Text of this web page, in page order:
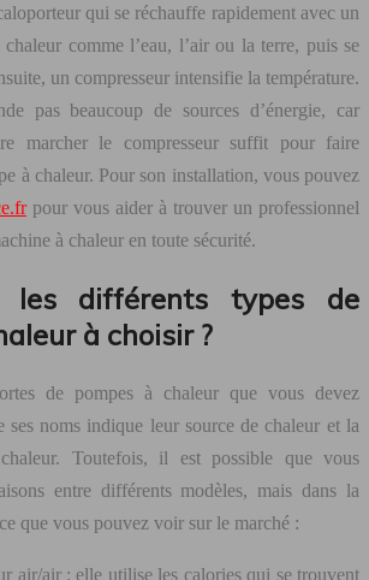
qui se réchauffe rapidement avec un
comme l’eau, l’air ou la terre, puis se
un compresseur intensifie la température.
pas beaucoup de sources d’énergie, car
marcher le compresseur suffit pour faire
à chaleur. Pour son installation, vous pouvez
pour vous aider à trouver un professionnel
à chaleur en toute sécurité.
les différents types de
à choisir ?
de pompes à chaleur que vous devez
ses noms indique leur source de chaleur et la
Toutefois, il est possible que vous
entre différents modèles, mais dans la
que vous pouvez voir sur le marché :
air/air : elle utilise les calories qui se trouvent